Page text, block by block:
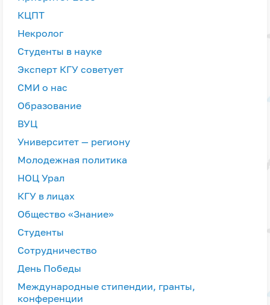
КЦПТ
Некролог
Студенты в науке
Эксперт КГУ советует
СМИ о нас
Образование
ВУЦ
Университет — региону
Молодежная политика
НОЦ Урал
КГУ в лицах
Общество «Знание»
Студенты
Сотрудничество
День Победы
Международные стипендии, гранты,
конференции